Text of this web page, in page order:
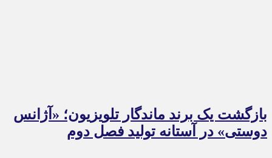
بازگشت یک برند ماندگار تلویزیون؛ «آژانس
دوستی» در آستانه تولید فصل دوم